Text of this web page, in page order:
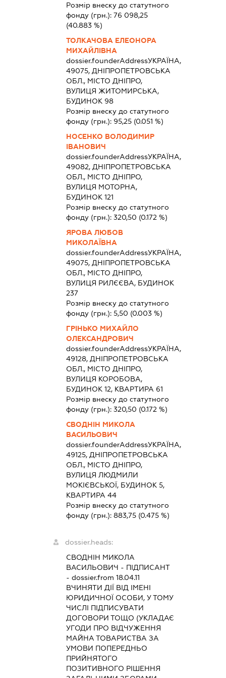
Розмір внеску до статутного
фонду (грн.): 76 098,25
(40.883 %)
ТОЛКАЧОВА ЕЛЕОНОРА
МИХАЙЛІВНА
dossier.founderAddressУКРАЇНА,
49075, ДНІПРОПЕТРОВСЬКА
ОБЛ., МІСТО ДНІПРО,
ВУЛИЦЯ ЖИТОМИРСЬКА,
БУДИНОК 98
Розмір внеску до статутного
фонду (грн.): 95,25(0.051 %)
НОСЕНКО ВОЛОДИМИР
ІВАНОВИЧ
dossier.founderAddressУКРАЇНА,
49082, ДНІПРОПЕТРОВСЬКА
ОБЛ., МІСТО ДНІПРО,
ВУЛИЦЯ МОТОРНА,
БУДИНОК 121
Розмір внеску до статутного
фонду (грн.): 320,50 (0.172 %)
ЯРОВА ЛЮБОВ
МИКОЛАЇВНА
dossier.founderAddressУКРАЇНА,
49075, ДНІПРОПЕТРОВСЬКА
ОБЛ., МІСТО ДНІПРО,
ВУЛИЦЯ РИЛЄЄВА, БУДИНОК
237
Розмір внеску до статутного
фонду (грн.): 5,50 (0.003 %)
ГРІНЬКО МИХАЙЛО
ОЛЕКСАНДРОВИЧ
dossier.founderAddressУКРАЇНА,
49128, ДНІПРОПЕТРОВСЬКА
ОБЛ., МІСТО ДНІПРО,
ВУЛИЦЯ КОРОБОВА,
БУДИНОК 12, КВАРТИРА 61
Розмір внеску до статутного
фонду (грн.): 320,50 (0.172 %)
СВОДНІН МИКОЛА
ВАСИЛЬОВИЧ
dossier.founderAddressУКРАЇНА,
49125, ДНІПРОПЕТРОВСЬКА
ОБЛ., МІСТО ДНІПРО,
ВУЛИЦЯ ЛЮДМИЛИ
МОКІЄВСЬКОЇ, БУДИНОК 5,
КВАРТИРА 44
Розмір внеску до статутного
фонду (грн.): 883,75(0.475 %)
dossier.heads:
СВОДНІН МИКОЛА
ВАСИЛЬОВИЧ - ПІДПИСАНТ
- dossier.from 18.04.11
ВЧИНЯТИ ДІЇ ВІД ІМЕНІ
ЮРИДИЧНОЇ ОСОБИ, У ТОМУ
ЧИСЛІ ПІДПИСУВАТИ
ДОГОВОРИ ТОЩО (УКЛАДАЄ
УГОДИ ПРО ВІДЧУЖЕННЯ
МАЙНА ТОВАРИСТВА ЗА
УМОВИ ПОПЕРЕДНЬО
ПРИЙНЯТОГО
ПОЗИТИВНОГО РІШЕННЯ